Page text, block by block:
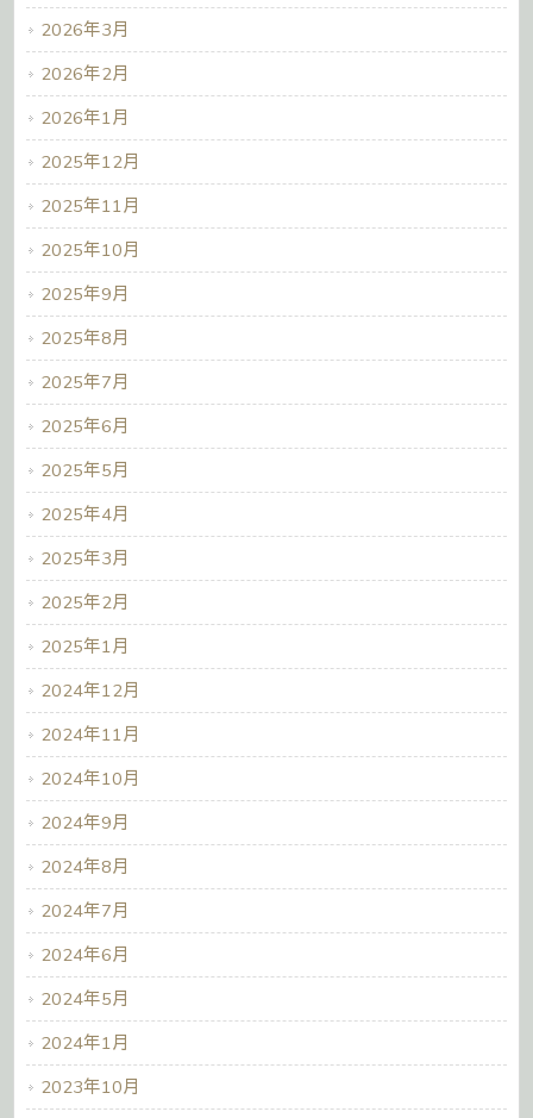
2026年3月
2026年2月
2026年1月
2025年12月
2025年11月
2025年10月
2025年9月
2025年8月
2025年7月
2025年6月
2025年5月
2025年4月
2025年3月
2025年2月
2025年1月
2024年12月
2024年11月
2024年10月
2024年9月
2024年8月
2024年7月
2024年6月
2024年5月
2024年1月
2023年10月